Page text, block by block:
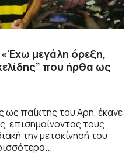
μεγάλη όρεξη,
που ήρθα ως
ως παίκτης του Άρη, έκανε
επισημαίνοντας τους
την μετακίνησή του